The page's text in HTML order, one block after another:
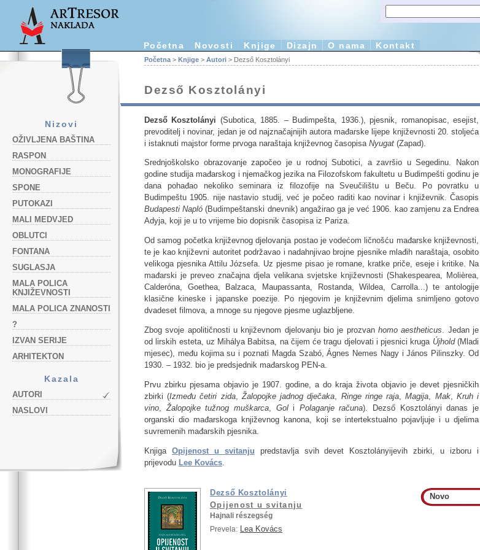
Početna Novosti Knjige Dizajn O nama Kontakt
Nizovi
OŽIVLJENA BAŠTINA
RASPON
MONOGRAFIJE
SPONE
PUTOKAZI
MALI MEDVJED
OBLUTCI
FONTANA
SUGLASJA
MALA POLICA
KNJIŽEVNOSTI
MALA POLICA ZNANOSTI
?
IZVAN SERIJE
ARHITEKTON
Kazala
AUTORI
NASLOVI
Početna > Knjige > Autori > Dezső Kosztolányi
Dezső Kosztolányi
Dezső Kosztolányi (Subotica, 1885. – Budimpešta, 1936.), pjesnik, romanopisac, esejist,
prevoditelj i novinar, jedan je od najznačajnijih autora mađarske lijepe književnosti 20. stoljeća
i istaknuti majstor forme prvoga naraštaja književnog časopisa Nyugat (Zapad).
Srednjoškolsko obrazovanje započeo je u rodnoj Subotici, a završio u Segedinu. Nakon
godine studija mađarskog i njemačkog jezika na Filozofskom fakultetu u Budimpešti godinu je
dana pohađao nekoliko seminara iz filozofije na Sveučilištu u Beču. Po povratku u
Budimpeštu 1905. nije nastavio studij, već je počeo raditi kao novinar i književnik. Časopis
Budapesti Napló (Budimpeštanski dnevnik) angažirao ga je već 1906. kao zamjenu za Endrea
Adyja, koji je u to vrijeme bio dopisnik časopisa iz Pariza.
Od samog početka književnog djelovanja postao je vodećom ličnošću mađarske književnosti,
te je kao književni autoritet podržavao i nadahnjivao brojne pjesnike mlađih naraštaja, osobito
velikoga pjesnika Attilu Józsefa. Uz pjesme pisao je romane, kratke priče, eseje i kritike. Na
mađarski je preveo značajna djela velikana svjetske književnosti (Shakespearea, Molièrea,
Calderóna, Goethea, Balzaca, Maupassanta, Rostanda, Wildea, Carrolla...) te antologije
klasične kineske i japanske poezije. Po njegovim je književnim djelima snimljeno gotovo
dvadeset filmova, a mnoge su njegove pjesme uglazbljene.
Zbog svoje apolitičnosti u književnom djelovanju bio je prozvan homo aestheticus. Jedan je
od lirskih esteta, uz Mihálya Babitsa, na čijem će tragu djelovati i pjesnici kruga Újhold(Mladi
mjesec), među kojima su i poznati Magda Szabó, Ágnes Nemes Nagy i János Pilinszky. Od
1930. – 1932. bio je predsjednik mađarskog PEN-a.
Prvu zbirku pjesama objavio je 1907. godine, a do kraja života objavio je devet pjesničkih
zbirki (Između četiri zida, Žalopojke jadnog dječaka Ringe ringe raja ,Magija Mak, Kruh i
vino
Žalopojke tužnog muškarca, Goli Polaganje računa). Dezső Kosztolányi danas je
organski dio mađarskoga književnog kanona, koji se intertekstualno pojavljuje i u djelima
suvremenih mađarskih pjesnika.
Knjiga Opijenost u svitanju predstavlja svih devet Kosztolányijevih zbirki, u izboru i
prijevodu Lee Kovács
Novo
Dezső Kosztolányi
Opijenost u svitanju
Hajnali részegség
Prevela: Lea Kovács